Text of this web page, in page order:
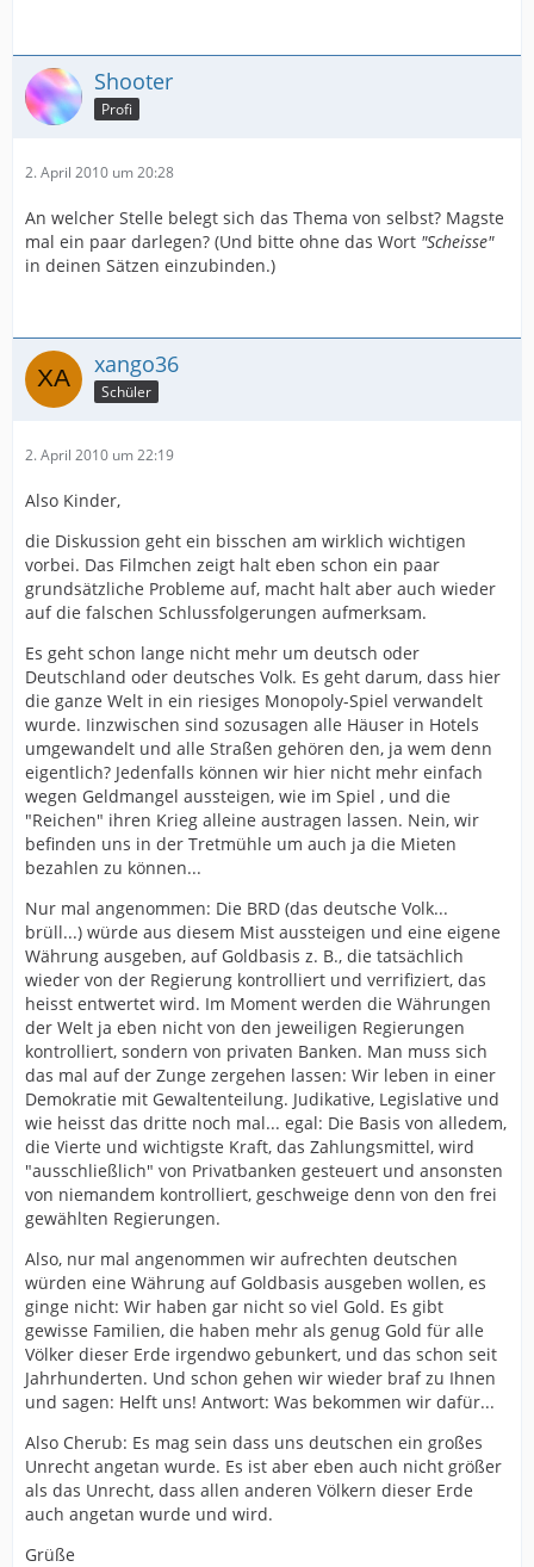
Shooter
Profi
2. April 2010 um 20:28
An welcher Stelle belegt sich das Thema von selbst? Magste
mal ein paar darlegen? (Und bitte ohne das Wort "Scheisse"
in deinen Sätzen einzubinden.)
xango36
Schüler
2. April 2010 um 22:19
Also Kinder,
die Diskussion geht ein bisschen am wirklich wichtigen
vorbei. Das Filmchen zeigt halt eben schon ein paar
grundsätzliche Probleme auf, macht halt aber auch wieder
auf die falschen Schlussfolgerungen aufmerksam.
Es geht schon lange nicht mehr um deutsch oder
Deutschland oder deutsches Volk. Es geht darum, dass hier
die ganze Welt in ein riesiges Monopoly-Spiel verwandelt
wurde. Iinzwischen sind sozusagen alle Häuser in Hotels
umgewandelt und alle Straßen gehören den, ja wem denn
eigentlich? Jedenfalls können wir hier nicht mehr einfach
wegen Geldmangel aussteigen, wie im Spiel , und die
"Reichen" ihren Krieg alleine austragen lassen. Nein, wir
befinden uns in der Tretmühle um auch ja die Mieten
bezahlen zu können...
Nur mal angenommen: Die BRD (das deutsche Volk...
brüll...) würde aus diesem Mist aussteigen und eine eigene
Währung ausgeben, auf Goldbasis z. B., die tatsächlich
wieder von der Regierung kontrolliert und verrifiziert, das
heisst entwertet wird. Im Moment werden die Währungen
der Welt ja eben nicht von den jeweiligen Regierungen
kontrolliert, sondern von privaten Banken. Man muss sich
das mal auf der Zunge zergehen lassen: Wir leben in einer
Demokratie mit Gewaltenteilung. Judikative, Legislative und
wie heisst das dritte noch mal... egal: Die Basis von alledem,
die Vierte und wichtigste Kraft, das Zahlungsmittel, wird
"ausschließlich" von Privatbanken gesteuert und ansonsten
von niemandem kontrolliert, geschweige denn von den frei
gewählten Regierungen.
Also, nur mal angenommen wir aufrechten deutschen
würden eine Währung auf Goldbasis ausgeben wollen, es
ginge nicht: Wir haben gar nicht so viel Gold. Es gibt
gewisse Familien, die haben mehr als genug Gold für alle
Völker dieser Erde irgendwo gebunkert, und das schon seit
Jahrhunderten. Und schon gehen wir wieder braf zu Ihnen
und sagen: Helft uns! Antwort: Was bekommen wir dafür...
Also Cherub: Es mag sein dass uns deutschen ein großes
Unrecht angetan wurde. Es ist aber eben auch nicht größer
als das Unrecht, dass allen anderen Völkern dieser Erde
auch angetan wurde und wird.
Grüße